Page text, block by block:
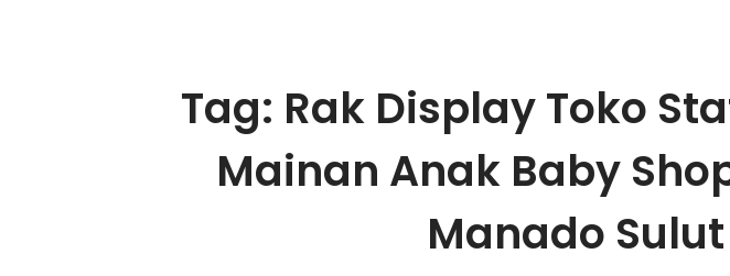
Tag: Rak Display Toko
Mainan Anak Baby
Manado Sulut